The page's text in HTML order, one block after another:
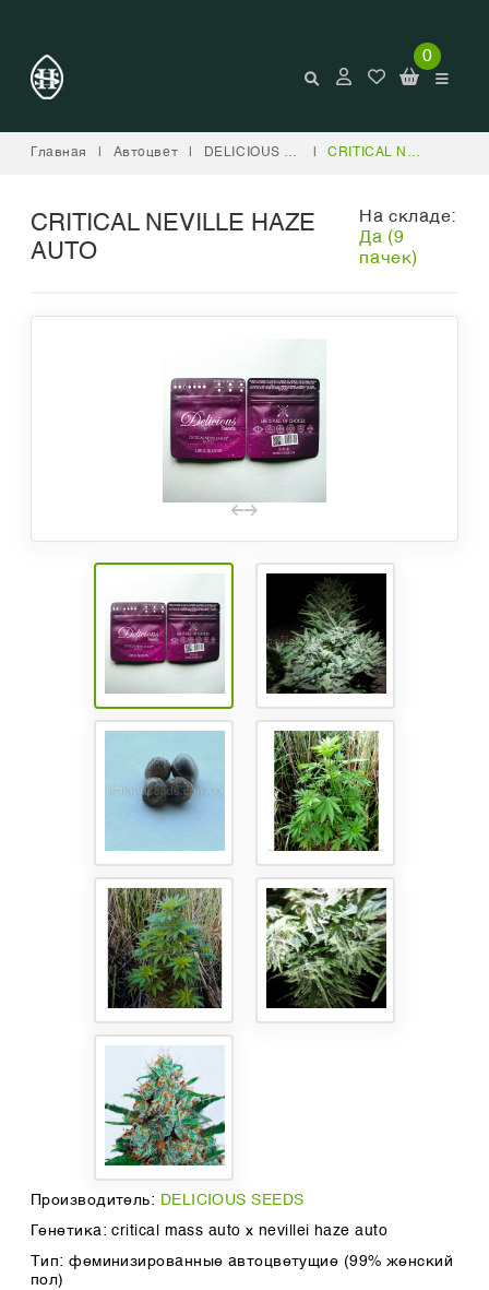
0
Главная Автоцвет DELICIOUS SEEDS CRITICAL NEVILLE HAZE AUTO
CRITICAL NEVILLE HAZE
AUTO
На складе:
Да (9
пачек)
Производитель: DELICIOUS SEEDS
Генетика: critical mass auto x nevillei haze auto
Тип: феминизированные автоцветущие (99% женский
пол)